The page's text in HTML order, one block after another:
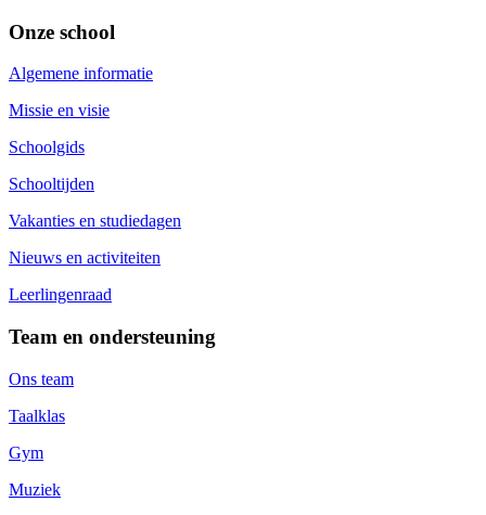
Onze school
Algemene informatie
Missie en visie
Schoolgids
Schooltijden
Vakanties en studiedagen
Nieuws en activiteiten
Leerlingenraad
Team en ondersteuning
Ons team
Taalklas
Gym
Muziek